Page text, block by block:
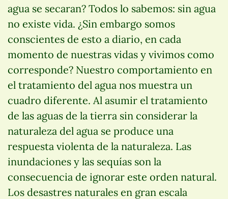
agua se secaran? Todos lo sabemos: sin agua
no existe vida. ¿Sin embargo somos
conscientes de esto a diario, en cada
momento de nuestras vidas y vivimos como
corresponde? Nuestro comportamiento en
el tratamiento del agua nos muestra un
cuadro diferente. Al asumir el tratamiento
de las aguas de la tierra sin considerar la
naturaleza del agua se produce una
respuesta violenta de la naturaleza. Las
inundaciones y las sequías son la
consecuencia de ignorar este orden natural.
Los desastres naturales en gran escala